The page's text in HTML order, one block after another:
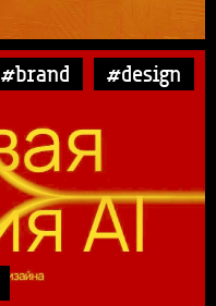
#brand #design